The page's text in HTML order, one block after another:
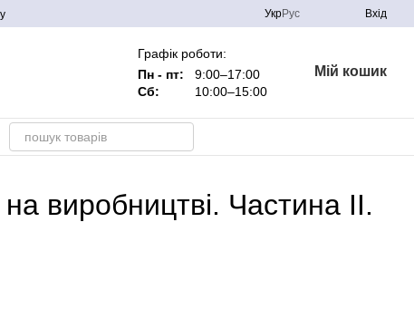
УкрРус Вхід
Графік роботи:
Пн - пт:
9:00–17:00
Сб:
10:00–15:00
Мій кошик
виробництві. Частина II.